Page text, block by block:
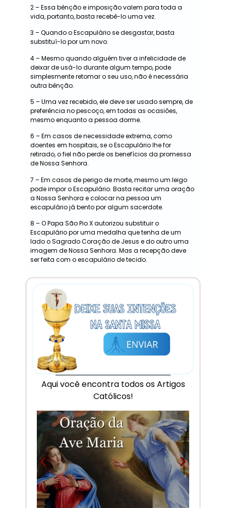
2 – Essa bênção e imposição valem para toda a
vida, portanto, basta recebê-lo uma vez.
3 – Quando o Escapulário se desgastar, basta
substituí-lo por um novo.
4 – Mesmo quando alguém tiver a infelicidade de
deixar de usá-lo durante algum tempo, pode
simplesmente retomar o seu uso, não é necessária
outra bênção.
5 – Uma vez recebido, ele deve ser usado sempre, de
preferência no pescoço, em todas as ocasiões,
mesmo enquanto a pessoa dorme.
6 – Em casos de necessidade extrema, como
doentes em hospitais, se o Escapulário lhe for
retirado, o fiel não perde os benefícios da promessa
de Nossa Senhora.
7 – Em casos de perigo de morte, mesmo um leigo
pode impor o Escapulário. Basta recitar uma oração
a Nossa Senhora e colocar na pessoa um
escapulário já bento por algum sacerdote.
8 – O Papa São Pio X autorizou substituir o
Escapulário por uma medalha que tenha de um
lado o Sagrado Coração de Jesus e do outro uma
imagem de Nossa Senhora. Mas a recepção deve
ser feita com o escapulário de tecido.
Aqui você encontra todos os Artigos
Católicos!